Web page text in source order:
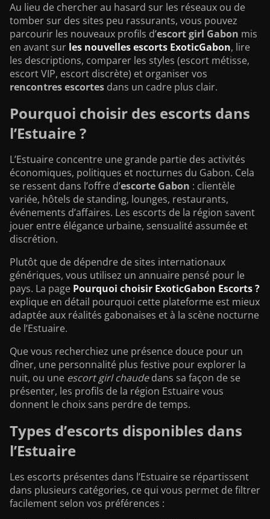
Au lieu de chercher au hasard sur les réseaux ou de
tomber sur des sites peu rassurants, vous pouvez
parcourir les nouveaux profils d’escort girl Gabon mis
en avant sur les nouvelles escorts ExoticGabon, lire
les descriptions, comparer les styles (escort métisse,
escort VIP, escort discrète) et organiser vos
rencontres escortes dans un cadre plus clair.
Pourquoi choisir des escorts dans
l’Estuaire ?
L’Estuaire concentre une grande partie des activités
économiques, politiques et nocturnes du Gabon. Cela
se ressent dans l’offre d’escorte Gabon : clientèle
variée, hôtels de standing, lounges, restaurants,
événements d’affaires. Les escorts de la région savent
jouer entre élégance urbaine, sensualité assumée et
discrétion.
Plutôt que de dépendre de sites internationaux
génériques, vous utilisez un annuaire pensé pour le
pays. La page Pourquoi choisir ExoticGabon Escorts ?
explique en détail pourquoi cette plateforme est mieux
adaptée aux réalités gabonaises et à la scène nocturne
de l’Estuaire.
Que vous recherchiez une présence douce pour un
dîner, une personnalité plus festive pour explorer la
nuit, ou une escort girl chaudedans sa façon de se
présenter, les profils de la région Estuaire vous
donnent le choix sans perdre de temps.
Types d’escorts disponibles dans
l’Estuaire
Les escorts présentes dans l’Estuaire se répartissent
dans plusieurs catégories, ce qui vous permet de filtrer
facilement selon vos préférences :